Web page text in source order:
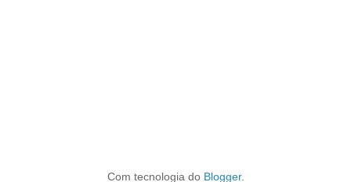
Com tecnologia do Blogger.